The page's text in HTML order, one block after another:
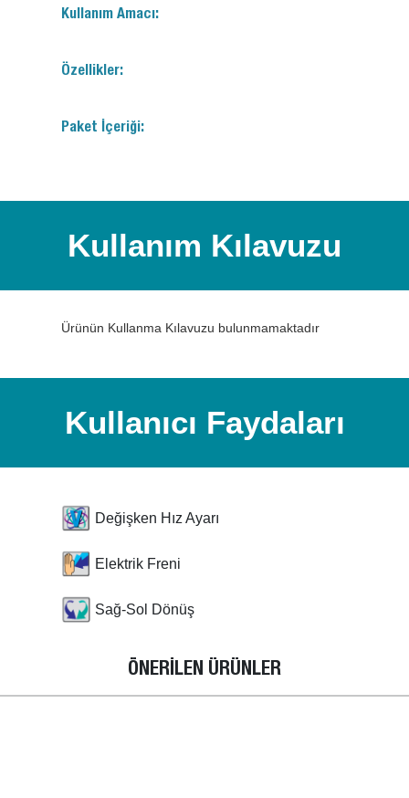
Kullanım Amacı:
Özellikler:
Paket İçeriği:
Kullanım Kılavuzu
Ürünün Kullanma Kılavuzu bulunmamaktadır
Kullanıcı Faydaları
Değişken Hız Ayarı
Elektrik Freni
Sağ-Sol Dönüş
ÖNERİLEN ÜRÜNLER